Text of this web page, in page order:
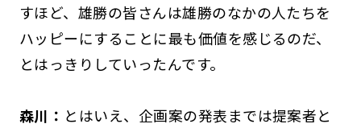
すほど、雄勝の皆さんは雄勝のなかの人たちを
ハッピーにすることに最も価値を感じるのだ、
とはっきりしていったんです。
森川： とはいえ、企画案の発表までは提案者と